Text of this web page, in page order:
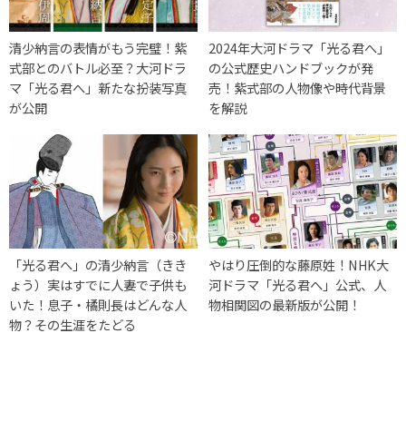
清少納言の表情がもう完璧！紫
式部とのバトル必至？大河ドラ
マ「光る君へ」新たな扮装写真
が公開
2024年大河ドラマ「光る君へ」
の公式歴史ハンドブックが発
売！紫式部の人物像や時代背景
を解説
「光る君へ」の清少納言（きき
ょう）実はすでに人妻で子供も
いた！息子・橘則長はどんな人
物？その生涯をたどる
やはり圧倒的な藤原姓！NHK大
河ドラマ「光る君へ」公式、人
物相関図の最新版が公開！